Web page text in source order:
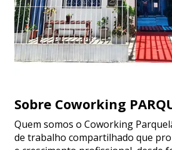
Sobre Coworking
Quem somos o Coworking
de trabalho compartilhado que